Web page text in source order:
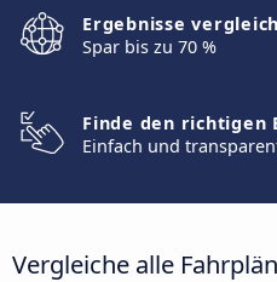
Ergebnisse
Spar bis zu 70 %
Finde den richtigen
Einfach und
Vergleiche alle